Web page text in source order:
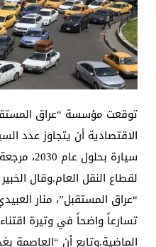
توقعت مؤسسة “عراق
سيارة
لقطاع النقل العام.وقال
“عراق المستقبل”، منار
تسارعاً واضحاً في وتيرة
الماضية.وتابع أن “العاصمة